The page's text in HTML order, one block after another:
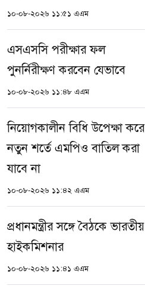
১০-০৮-২০২৬ ১১:৫১ এএম
এসএসসি পরীক্ষার ফল
পুনর্নিরীক্ষণ করবেন যেভাবে
১০-০৮-২০২৬ ১১:৪৮ এএম
নিয়োগকালীন বিধি উপেক্ষা করে
নতুন শর্তে এমপিও বাতিল করা
যাবে না
১০-০৮-২০২৬ ১১:৪২ এএম
প্রধানমন্ত্রীর সঙ্গে বৈঠকে ভারতীয়
হাইকমিশনার
১০-০৮-২০২৬ ১১:৪১ এএম